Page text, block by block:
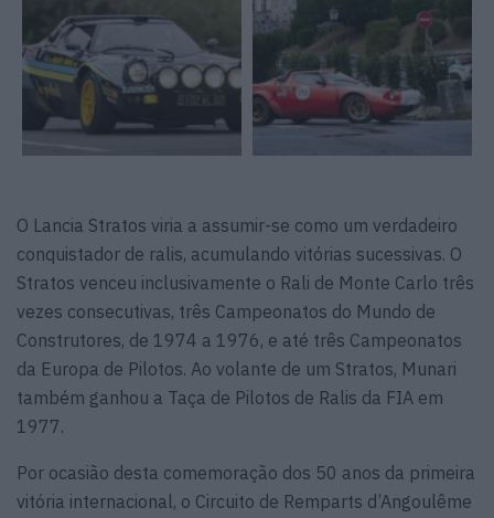
O Lancia Stratos viria a assumir-se como um verdadeiro
conquistador de ralis, acumulando vitórias sucessivas. O
Stratos venceu inclusivamente o Rali de Monte Carlo três
vezes consecutivas, três Campeonatos do Mundo de
Construtores, de 1974 a 1976, e até três Campeonatos
da Europa de Pilotos. Ao volante de um Stratos, Munari
também ganhou a Taça de Pilotos de Ralis da FIA em
1977.
Por ocasião desta comemoração dos 50 anos da primeira
vitória internacional, o Circuito de Remparts d’Angoulême